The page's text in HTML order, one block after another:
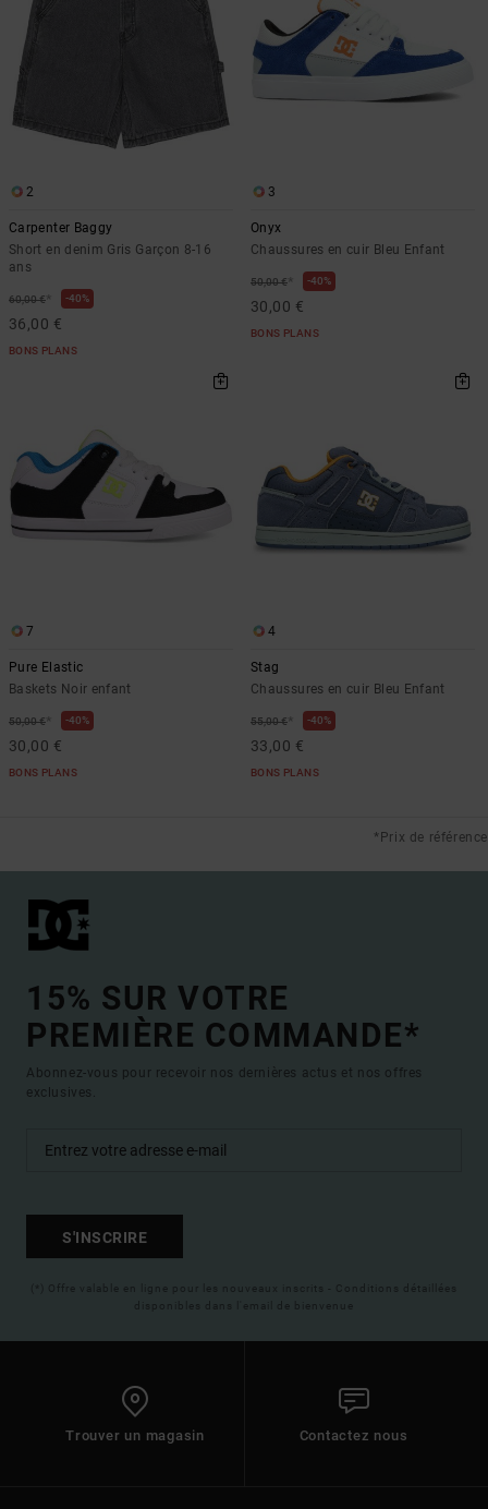
2
Carpenter Baggy
Short en denim Gris Garçon 8-16
ans
60,00 €* 40%
36,00 €
BONS PLANS
3
Onyx
Chaussures en cuir Bleu Enfant
50,00 €* 40%
30,00 €
BONS PLANS
7
Pure Elastic
Baskets Noir enfant
50,00 €* 40%
30,00 €
BONS PLANS
4
Stag
Chaussures en cuir Bleu Enfant
55,00 €* 40%
33,00 €
BONS PLANS
*Prix de référence
15% SUR VOTRE
PREMIÈRE COMMANDE*
Abonnez-vous pour recevoir nos dernières actus et nos offres
exclusives.
S'INSCRIRE
(*) Offre valable en ligne pour les nouveaux inscrits - Conditions détaillées
disponibles dans l'email de bienvenue
Trouver un magasin Contactez nous